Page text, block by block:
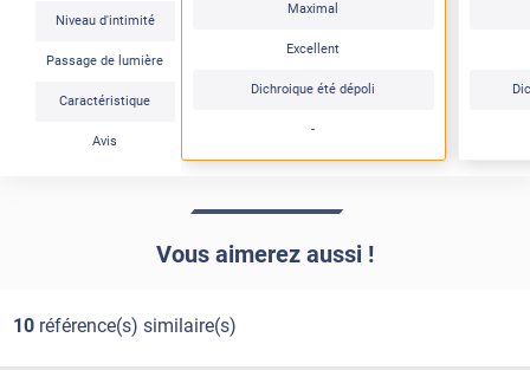
Niveau d'intimité
Passage de lumière
Caractéristique
Avis
Maximal
Excellent
Dichroique été dépoli
-
Vous aimerez aussi !
10référence(s) similaire(s)